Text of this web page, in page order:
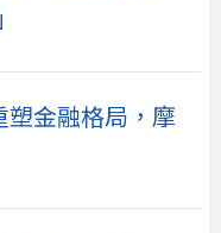
塑金融格局，摩